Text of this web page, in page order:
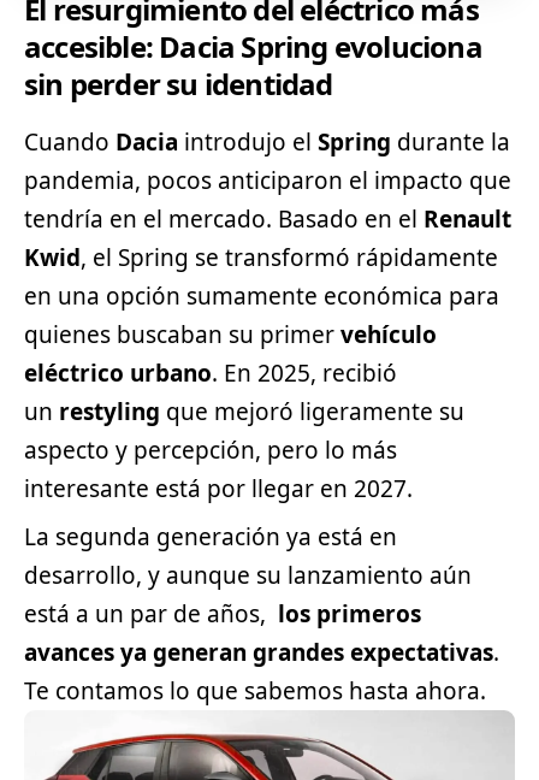
El resurgimiento del eléctrico más
accesible: Dacia Spring evoluciona
sin perder su identidad
Cuando Dacia introdujo el Spring durante la
pandemia, pocos anticiparon el impacto que
tendría en el mercado. Basado en el Renault
Kwid, el Spring se transformó rápidamente
en una opción sumamente económica para
quienes buscaban su primervehículo
eléctrico urbano. En 2025, recibió
un restyling que mejoró ligeramente su
aspecto y percepción, pero lo más
interesante está por llegar en 2027.
La segunda generación ya está en
desarrollo, y aunque su lanzamiento aún
está a un par de años, los primeros
avances ya generan grandes expectativas.
Te contamos lo que sabemos hasta ahora.